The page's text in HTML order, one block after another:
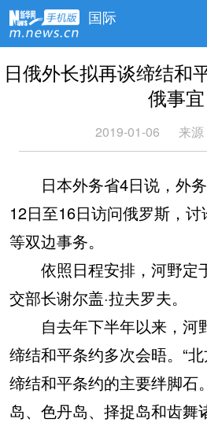
国际
日俄外长拟再谈缔结和
俄事宜
2019-01-06 来源
日本外务省4日说，外务
12日至16日访问俄罗斯，
等双边事务。
依照日程安排，河野定
交部长谢尔盖·拉夫罗夫。
自去年下半年以来，河
缔结和平条约多次会晤。“
缔结和平条约的主要绊脚石
岛、色丹岛、择捉岛和齿舞